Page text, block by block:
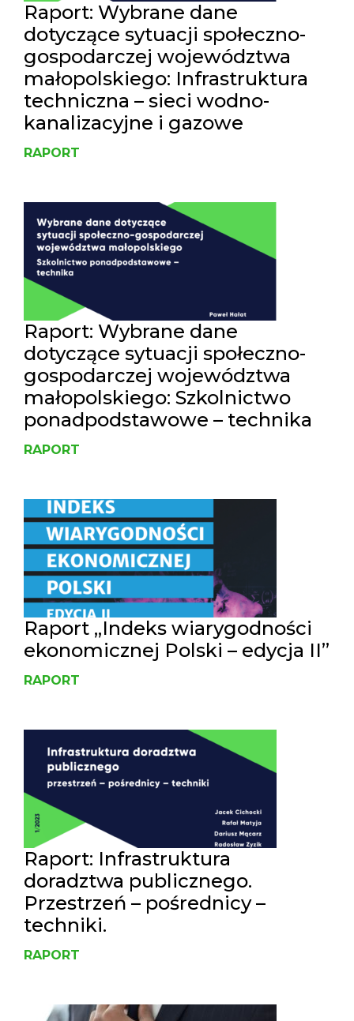
Raport: Wybrane dane
dotyczące sytuacji społeczno-
gospodarczej województwa
małopolskiego: Infrastruktura
techniczna – sieci wodno-
kanalizacyjne i gazowe
RAPORT
Raport: Wybrane dane
dotyczące sytuacji społeczno-
gospodarczej województwa
małopolskiego: Szkolnictwo
ponadpodstawowe – technika
RAPORT
Raport „Indeks wiarygodności
ekonomicznej Polski – edycja II”
RAPORT
Raport: Infrastruktura
doradztwa publicznego.
Przestrzeń – pośrednicy –
techniki.
RAPORT